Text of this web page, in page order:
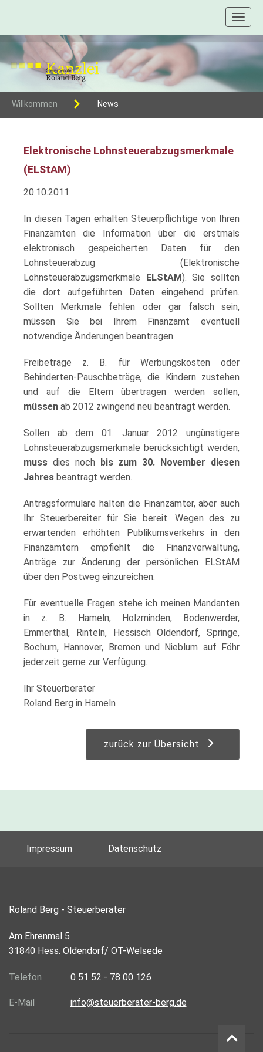
Willkommen News
Elektronische Lohnsteuerabzugsmerkmale
(ELStAM)
20.10.2011
In diesen Tagen erhalten Steuerpflichtige von Ihren
Finanzämten die Information über die erstmals
elektronisch gespeicherten Daten für den
Lohnsteuerabzug (Elektronische
Lohnsteuerabzugsmerkmale
ELStAM). Sie sollten
die dort aufgeführten Daten eingehend prüfen.
Sollten Merkmale fehlen oder gar falsch sein,
müssen Sie bei Ihrem Finanzamt eventuell
notwendige Änderungen beantragen.
Freibeträge z. B. für Werbungskosten oder
Behinderten-Pauschbeträge, die Kindern zustehen
und auf die Eltern übertragen werden sollen,
müssen ab 2012 zwingend neu beantragt werden.
Sollen ab dem 01. Januar 2012 ungünstigere
Lohnsteuerabzugsmerkmale berücksichtigt werden,
muss dies noch
bis zum 30. November diesen
Jahres beantragt werden.
Antragsformulare halten die Finanzämter, aber auch
Ihr Steuerbereiter für Sie bereit. Wegen des zu
erwartenden erhöhten Publikumsverkehrs in den
Finanzämtern empfiehlt die Finanzverwaltung,
Anträge zur Änderung der persönlichen ELStAM
über den Postweg einzureichen.
Für eventuelle Fragen stehe ich meinen Mandanten
in z. B. Hameln, Holzminden, Bodenwerder,
Emmerthal, Rinteln, Hessisch Oldendorf, Springe,
Bochum, Hannover, Bremen und Nieblum auf Föhr
jederzeit gerne zur Verfügung.
Ihr Steuerberater
Roland Berg in Hameln
zurück zur Übersicht
Impressum Datenschutz
Roland Berg - Steuerberater
Am Ehrenmal 5
31840 Hess. Oldendorf/ OT-Welsede
Telefon
E-Mail
0 51 52 - 78 00 126
info@steuerberater-berg.de